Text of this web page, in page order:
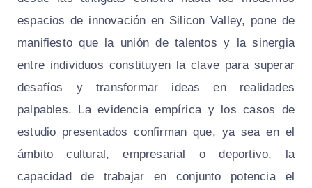
espacios de innovación en Silicon Valley, pone de
manifiesto que la unión de talentos y la sinergia
entre individuos constituyen la clave para superar
desafíos y transformar ideas en realidades
palpables. La evidencia empírica y los casos de
estudio presentados confirman que, ya sea en el
ámbito cultural, empresarial o deportivo, la
capacidad de trabajar en conjunto potencia el